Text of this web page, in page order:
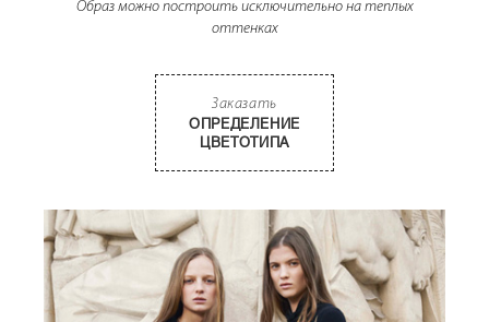
Образ можно построить исключительно на теплых
оттенках
Заказать
ОПРЕДЕЛЕНИЕ
ЦВЕТОТИПА